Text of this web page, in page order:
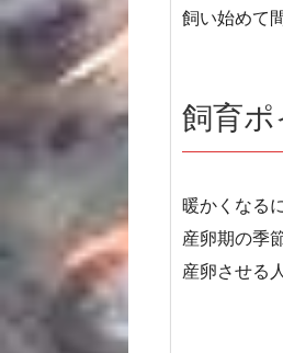
飼い始めて
飼育ポ
暖かくなる
産卵期の季
産卵させる